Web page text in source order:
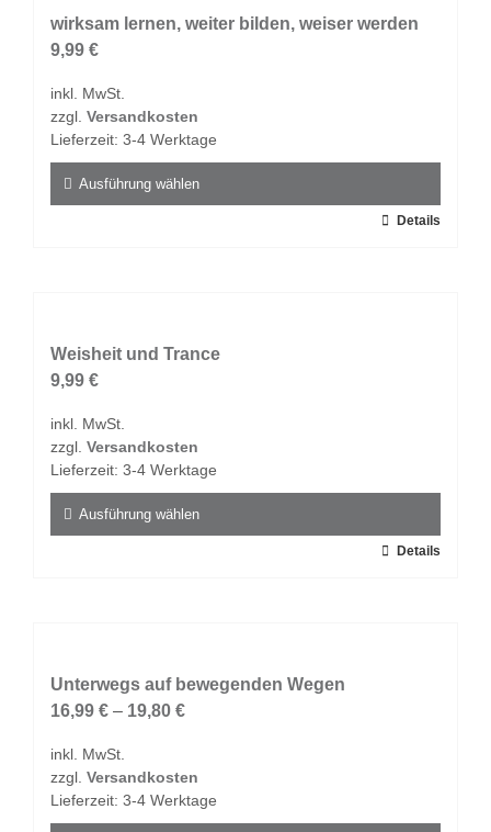
auf.
Die
können
auf
Produktseite
gewählt
wirksam lernen, weiter bilden, weiser werden
9,99 €
inkl. MwSt.
zzgl. Versandkosten
Lieferzeit: 3-4 Werktage
Ausführung wählen
auf.
Die
können
auf
Produktseite
gewählt
Details
Weisheit und Trance
9,99 €
inkl. MwSt.
zzgl. Versandkosten
Lieferzeit: 3-4 Werktage
Ausführung wählen
auf.
Die
können
auf
Details
Unterwegs auf bewegenden Wegen
16,99 € – 19,80 €
inkl. MwSt.
zzgl. Versandkosten
Lieferzeit: 3-4 Werktage